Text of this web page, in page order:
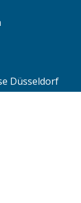
Düsseldorf